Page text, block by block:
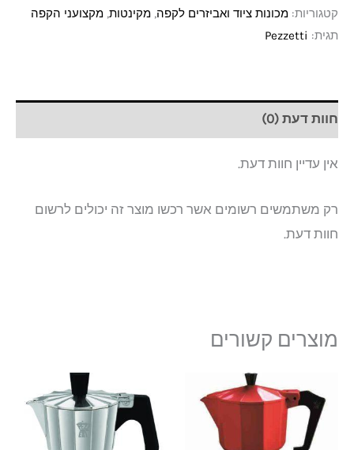
קטגוריות: מכונות ציוד ואביזרים לקפה, מקינטות, מקצועני הקפה
תגית: Pezzetti
חוות דעת (0)
אין עדיין חוות דעת.
רק משתמשים רשומים אשר רכשו מוצר זה יכולים לרשום
חוות דעת.
מוצרים קשורים